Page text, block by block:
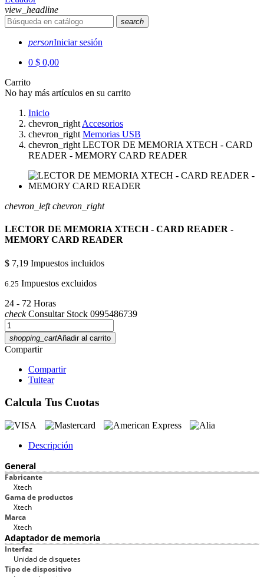
view_headline
search
personIniciar sesión
0 $ 0,00
Carrito
No hay más artículos en su carrito
Inicio
chevron_right Accesorios
chevron_right Memorias USB
chevron_right LECTOR DE MEMORIA XTECH - CARD
READER - MEMORY CARD READER
chevron_left chevron_right
LECTOR DE MEMORIA XTECH - CARD READER -
MEMORY CARD READER
$ 7,19 Impuestos incluidos
6.25 Impuestos excluidos
24 - 72 Horas
checkConsultar Stock 0995486739
shopping_cartAñadir al carrito
Compartir
Compartir
Tuitear
Calcula Tus Cuotas
Descripción
General
Fabricante
Xtech
Gama de productos
Xtech
Marca
Xtech
Adaptador de memoria
Interfaz
Unidad de disquetes
Tipo de dispositivo